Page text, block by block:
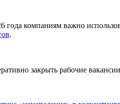
года компаниям важно
.
закрыть рабочие